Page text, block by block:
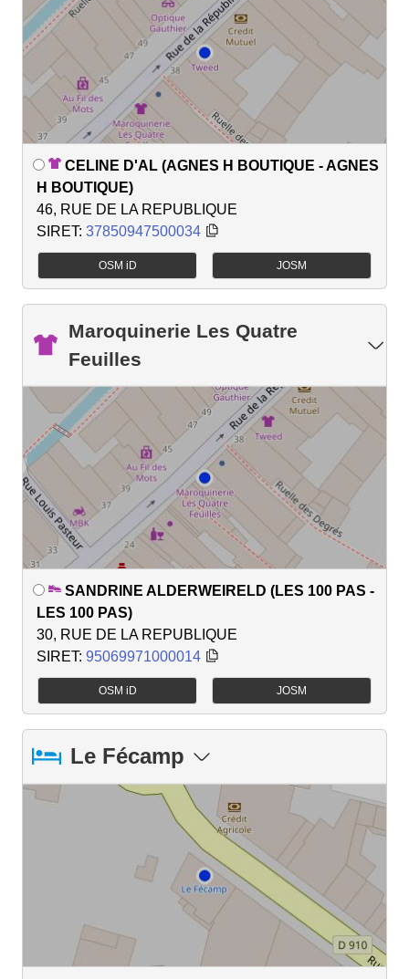
CELINE D'AL (AGNES H BOUTIQUE - AGNES
H BOUTIQUE)
46, RUE DE LA REPUBLIQUE
SIRET: 37850947500034
OSM iD JOSM
Maroquinerie Les Quatre
Feuilles
SANDRINE ALDERWEIRELD (LES 100 PAS -
LES 100 PAS)
30, RUE DE LA REPUBLIQUE
SIRET: 95069971000014
OSM iD JOSM
Le Fécamp